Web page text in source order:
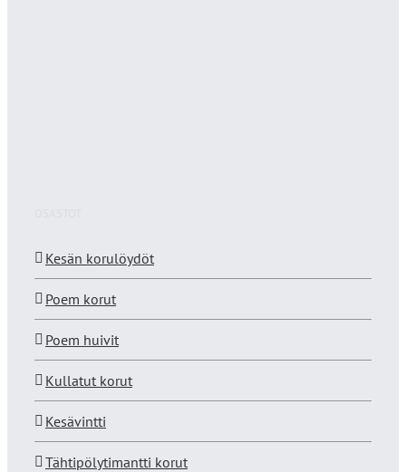
Kesän korulöydöt
Poem korut
Poem huivit
Kullatut korut
Kesävintti
Tähtipölytimantti korut